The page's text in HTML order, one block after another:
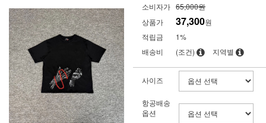
소비자가 65,000원
상품가
37,300원
적립금
1%
배송비
(조건) 지역별
사이즈
항공배송
옵션